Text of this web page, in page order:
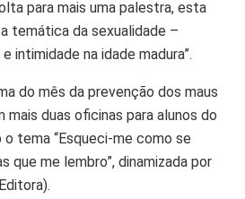
para mais uma palestra, esta
temática da sexualidade –
intimidade na idade madura”.
do mês da prevenção dos maus
duas oficinas para alunos do
tema “Esqueci-me como se
que me lembro”, dinamizada por